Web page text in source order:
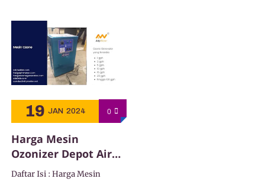
19 JAN 2024 0
Harga Mesin
Ozonizer Depot Air
Minum
Daftar Isi : Harga Mesin